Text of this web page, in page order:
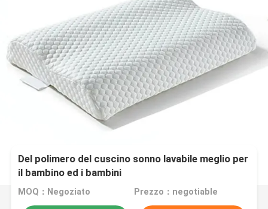
Del polimero del cuscino sonno lavabile meglio per
il bambino ed i bambini
MOQ：Negoziato Prezzo：negotiable